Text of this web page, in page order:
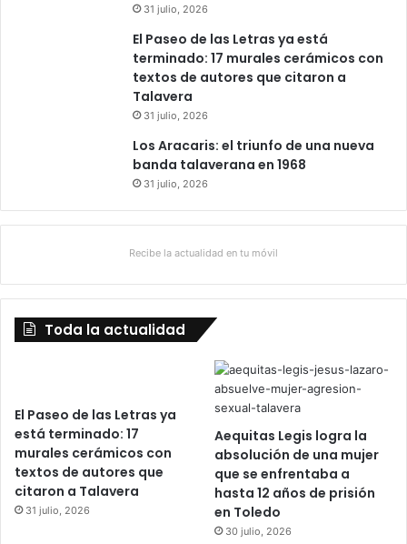
31 julio, 2026
El Paseo de las Letras ya está
terminado: 17 murales cerámicos con
textos de autores que citaron a
Talavera
31 julio, 2026
Los Aracaris: el triunfo de una nueva
banda talaverana en 1968
31 julio, 2026
Recibe la actualidad en tu móvil
Toda la actualidad
El Paseo de las Letras ya
está terminado: 17
murales cerámicos con
textos de autores que
citaron a Talavera
31 julio, 2026
Aequitas Legis logra la
absolución de una mujer
que se enfrentaba a
hasta 12 años de prisión
en Toledo
30 julio, 2026